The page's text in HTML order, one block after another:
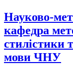
Науково-
кафедра
стилістики
мови ЧНУ